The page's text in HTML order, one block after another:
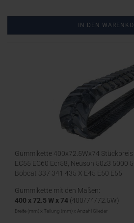
IN DEN
Gummikette 400x72.5Wx74
EC55 EC60 Ecr58, Neuson 50z3 5000
Bobcat 337 341 435 X E45 E50 E55
Gummikette mit den Maßen:
400 x 72.5 W x 74 (400/74/72.5W)
Breite (mm) x Teilung (mm) x Anzahl Glieder